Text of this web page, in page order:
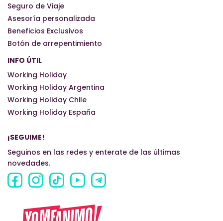
Seguro de Viaje
Asesoría personalizada
Beneficios Exclusivos
Botón de arrepentimiento
INFO ÚTIL
Working Holiday
Working Holiday Argentina
Working Holiday Chile
Working Holiday España
¡SEGUIME!
Seguinos en las redes y enterate de las últimas
novedades.